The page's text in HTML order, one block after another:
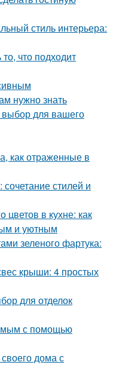
стиль интерьера:
что подходит
нужно знать
выбор для вашего
как отраженные в
стилей и
цветов в кухне: как
и уютным
зеленого фартука:
крыши: 4 простых
для отделок
с помощью
дома с